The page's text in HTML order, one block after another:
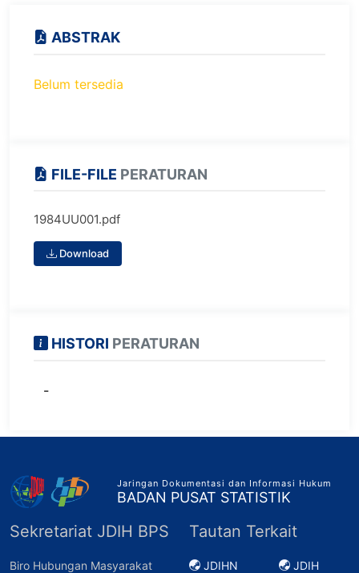
ABSTRAK
Belum tersedia
FILE-FILE PERATURAN
1984UU001.pdf
Download
HISTORI PERATURAN
-
Jaringan Dokumentasi dan Informasi Hukum
BADAN PUSAT STATISTIK
Sekretariat JDIH BPS
Biro Hubungan Masyarakat
Tautan Terkait
JDIHN
JDIH